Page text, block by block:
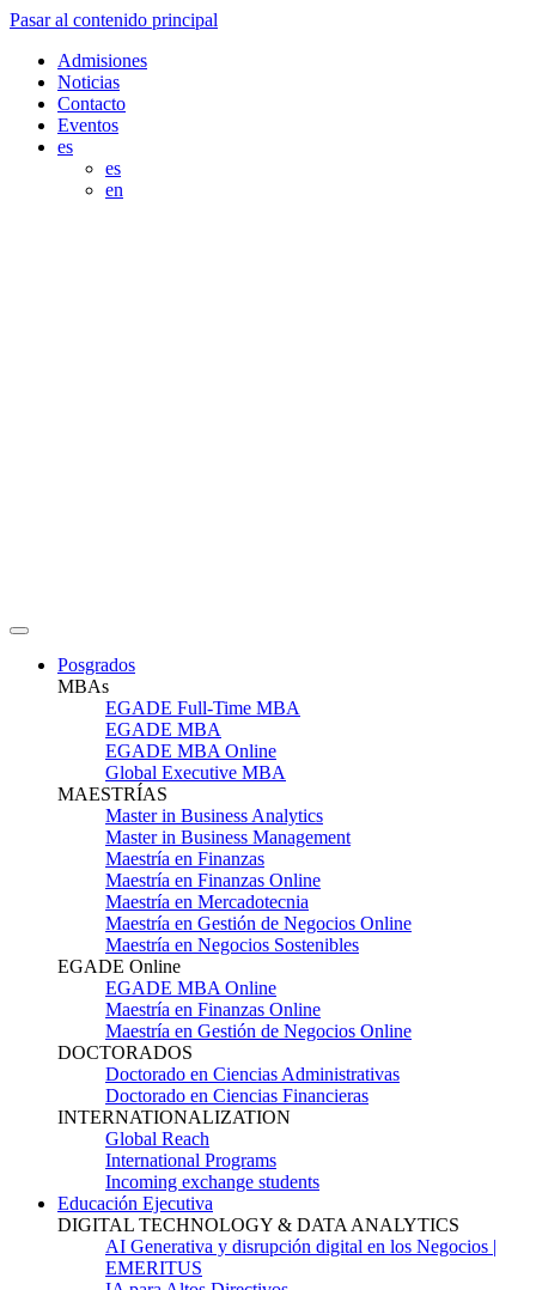
Pasar al contenido principal
Admisiones
Noticias
Contacto
Eventos
es
es
en
Posgrados
MBAs
EGADE Full-Time MBA
EGADE MBA
EGADE MBA Online
Global Executive MBA
MAESTRÍAS
Master in Business Analytics
Master in Business Management
Maestría en Finanzas
Maestría en Finanzas Online
Maestría en Mercadotecnia
Maestría en Gestión de Negocios Online
Maestría en Negocios Sostenibles
EGADE Online
EGADE MBA Online
Maestría en Finanzas Online
Maestría en Gestión de Negocios Online
DOCTORADOS
Doctorado en Ciencias Administrativas
Doctorado en Ciencias Financieras
INTERNATIONALIZATION
Global Reach
International Programs
Incoming exchange students
Educación Ejecutiva
DIGITAL TECHNOLOGY & DATA ANALYTICS
AI Generativa y disrupción digital en los Negocios |
EMERITUS